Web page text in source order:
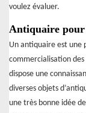
voulez évaluer.
Antiquaire pour
Un antiquaire est une
commercialisation
dispose une
diverses objets
une très bonne idée